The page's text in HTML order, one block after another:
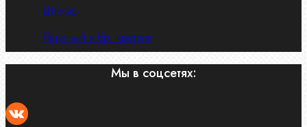
Штифты
Латунный и бр. крепеж
Мы в соцсетях: